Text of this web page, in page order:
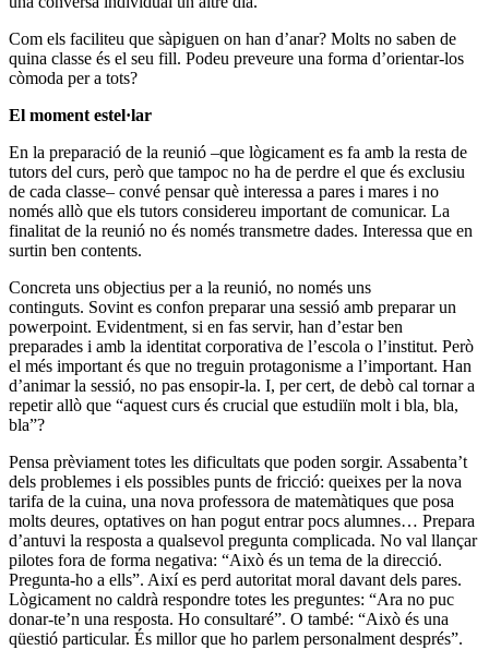
Com els faciliteu que sàpiguen on han d’anar? Molts no saben de
quina classe és el seu fill. Podeu preveure una forma d’orientar-los
còmoda per a tots?
El moment estel·lar
En la preparació de la reunió –que lògicament es fa amb la resta de
tutors del curs, però que tampoc no ha de perdre el que és exclusiu
de cada classe– convé pensar què interessa a pares i mares i no
només allò que els tutors considereu important de comunicar. La
finalitat de la reunió no és només transmetre dades. Interessa que en
surtin ben contents.
Concreta uns objectius per a la reunió, no només uns
continguts. Sovint es confon preparar una sessió amb preparar un
powerpoint. Evidentment, si en fas servir, han d’estar ben
preparades i amb la identitat corporativa de l’escola o l’institut. Però
el més important és que no treguin protagonisme a l’important. Han
d’animar la sessió, no pas ensopir-la. I, per cert, de debò cal tornar a
repetir allò que “aquest curs és crucial que estudiïn molt i bla, bla,
bla”?
Pensa prèviament totes les dificultats que poden sorgir. Assabenta’t
dels problemes i els possibles punts de fricció: queixes per la nova
tarifa de la cuina, una nova professora de matemàtiques que posa
molts deures, optatives on han pogut entrar pocs alumnes… Prepara
d’antuvi la resposta a qualsevol pregunta complicada. No val llançar
pilotes fora de forma negativa: “Això és un tema de la direcció.
Pregunta-ho a ells”. Així es perd autoritat moral davant dels pares.
Lògicament no caldrà respondre totes les preguntes: “Ara no puc
donar-te’n una resposta. Ho consultaré”. O també: “Això és una
qüestió particular. És millor que ho parlem personalment després”.